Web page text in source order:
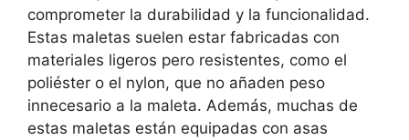
comprometer la durabilidad y la funcionalidad.
Estas maletas suelen estar fabricadas con
materiales ligeros pero resistentes, como el
poliéster o el nylon, que no añaden peso
innecesario a la maleta. Además, muchas de
estas maletas están equipadas con asas